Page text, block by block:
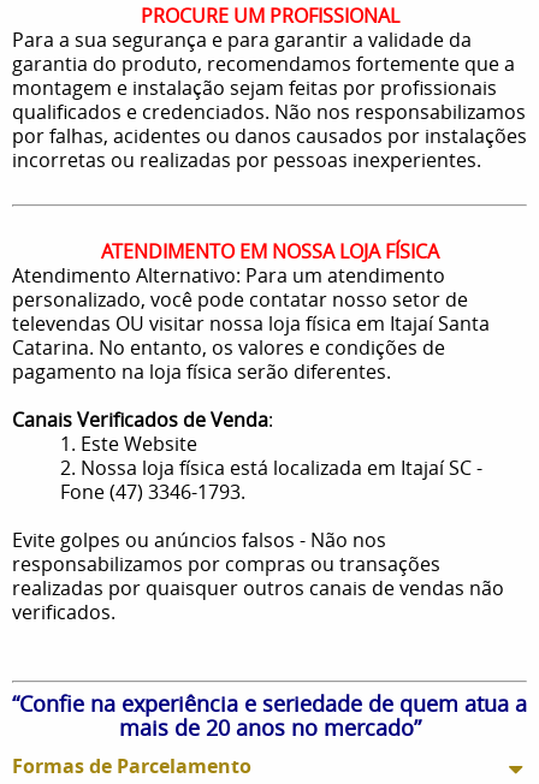
PROCURE UM PROFISSIONAL
Para a sua segurança e para garantir a validade da
garantia do produto, recomendamos fortemente que a
montagem e instalação sejam feitas por profissionais
qualificados e credenciados. Não nos responsabilizamos
por falhas, acidentes ou danos causados por instalações
incorretas ou realizadas por pessoas inexperientes.
ATENDIMENTO EM NOSSA LOJA FÍSICA
Atendimento Alternativo: Para um atendimento
personalizado, você pode contatar nosso setor de
televendas OU visitar nossa loja física em Itajaí Santa
Catarina. No entanto, os valores e condições de
pagamento na loja física serão diferentes.
Canais Verificados de Venda:
1. Este Website
2. Nossa loja física está localizada em Itajaí SC -
Fone (47) 3346-1793.
Evite golpes ou anúncios falsos - Não nos
responsabilizamos por compras ou transações
realizadas por quaisquer outros canais de vendas não
verificados.
“Confie na experiência e seriedade de quem atua a
mais de 20 anos no mercado”
Formas de Parcelamento